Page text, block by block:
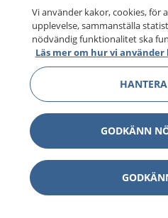
Vi använder kakor, cookies, för
upplevelse, sammanställa
nödvändig funktionalitet ska
Läs mer om hur vi använder
GODKÄNN